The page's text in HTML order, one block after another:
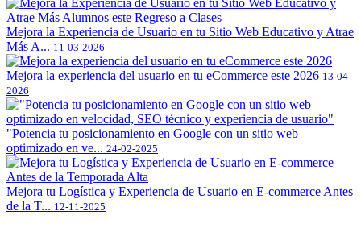
Mejora la Experiencia de Usuario en tu Sitio Web Educativo y Atrae
Más A... 11-03-2026
Mejora la experiencia del usuario en tu eCommerce este 2026 13-04-
2026
"Potencia tu posicionamiento en Google con un sitio web
optimizado en ve... 24-02-2025
Mejora tu Logística y Experiencia de Usuario en E-commerce Antes
de la T... 12-11-2025